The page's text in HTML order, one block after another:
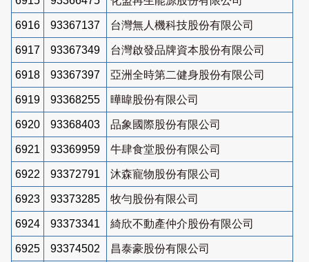
6916 93367137 台灣無人機科技股份有限公司
6917 93367349 台灣啟發品牌資本股份有限公司
6918 93367397 亞洲全時第二健身股份有限公司
6919 93368255 曄暐股份有限公司
6920 93368403 品象國際股份有限公司
6921 93369959 牛肆食堂股份有限公司
6922 93372791 沐森寵物股份有限公司
6923 93373285 牧勻股份有限公司
6924 93373341 綺欣不動產仲介股份有限公司
6925 93374502 昌泰豪股份有限公司